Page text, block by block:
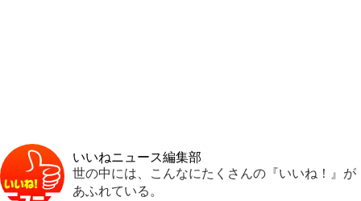
いいねニュース編集部
世の中には、こんなにたくさんの『いいね！』が
あふれている。